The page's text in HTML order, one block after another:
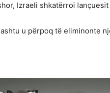
Izraeli shkatërroi
u përpoq të eliminonte